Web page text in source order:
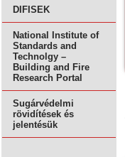
DIFISEK
National Institute of
Standards and
Technolgy –
Building and Fire
Research Portal
Sugárvédelmi
rövidítések és
jelentésük